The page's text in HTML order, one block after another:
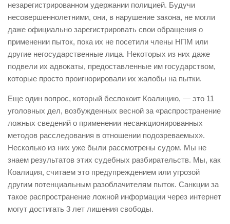
незарегистрированном удержании полицией. Будучи
несовершеннолетними, они, в нарушение закона, не могли
даже официально зарегистрировать свои обращения о
применении пыток, пока их не посетили члены НПМ или
другие негосударственные лица. Некоторых из них даже
подвели их адвокаты, предоставленные им государством,
которые просто проигнорировали их жалобы на пытки.
Еще один вопрос, который беспокоит Коалицию, — это 11
уголовных дел, возбужденных весной за «распространение
ложных сведений о применении несанкционированных
методов расследования в отношении подозреваемых».
Несколько из них уже были рассмотрены судом. Мы не
знаем результатов этих судебных разбирательств. Мы, как
Коалиция, считаем это предупреждением или угрозой
другим потенциальным разоблачителям пыток. Санкции за
такое распространение ложной информации через интернет
могут достигать 3 лет лишения свободы.